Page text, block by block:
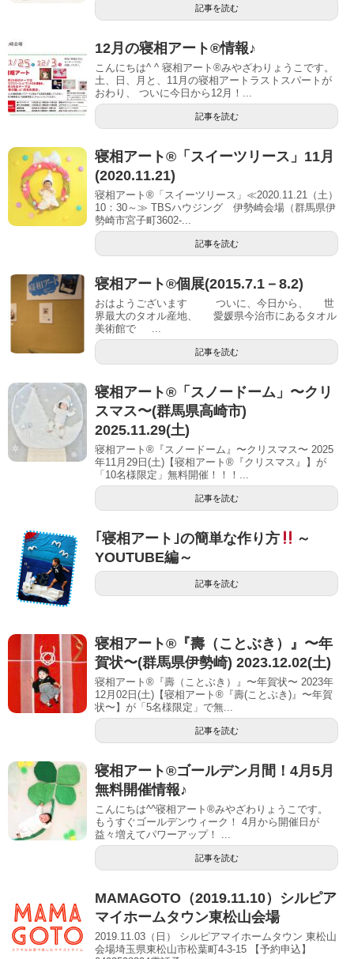
記事を読む
12月の寝相アート®︎情報♪
こんにちは^ ^ 寝相アート®︎みやざわりょうこです。
土、日、月と、11月の寝相アートラストスパートが
おわり、 ついに今日から12月！...
記事を読む
寝相アート®「スイーツリース」11月
(2020.11.21)
寝相アート®「スイーツリース」≪2020.11.21（土）
10：30～≫ TBSハウジング 伊勢崎会場（群馬県伊
勢崎市宮子町3602-...
記事を読む
寝相アート®個展(2015.7.1－8.2)
おはようございます ついに、今日から、 世
界最大のタオル産地、 愛媛県今治市にあるタオル
美術館で ...
記事を読む
寝相アート®「スノードーム」〜クリ
スマス〜(群馬県高崎市)
2025.11.29(土)
寝相アート®『スノードーム』〜クリスマス〜 2025
年11月29日(土)【寝相アート®︎『クリスマス』】が
「10名様限定」無料開催！！！...
記事を読む
｢寝相アート｣の簡単な作り方
～
YOUTUBE編～
記事を読む
寝相アート®︎『壽（ことぶき）』〜年
賀状〜(群馬県伊勢崎) 2023.12.02(土)
寝相アート®『壽（ことぶき）』〜年賀状〜 2023年
12月02日(土)【寝相アート®︎『壽(ことぶき)』〜年賀
状〜】が「5名様限定」で無...
記事を読む
寝相アート®ゴールデン月間！4月5月
無料開催情報♪
こんにちは^^寝相アート®みやざわりょうこです。
もうすぐゴールデンウィーク！ 4月から開催日が
益々増えてパワーアップ！ ...
記事を読む
MAMAGOTO（2019.11.10）シルピア
マイホームタウン東松山会場
2019.11.03（日） シルピアマイホームタウン 東松山
会場埼玉県東松山市松葉町4-3-15 【予約申込】